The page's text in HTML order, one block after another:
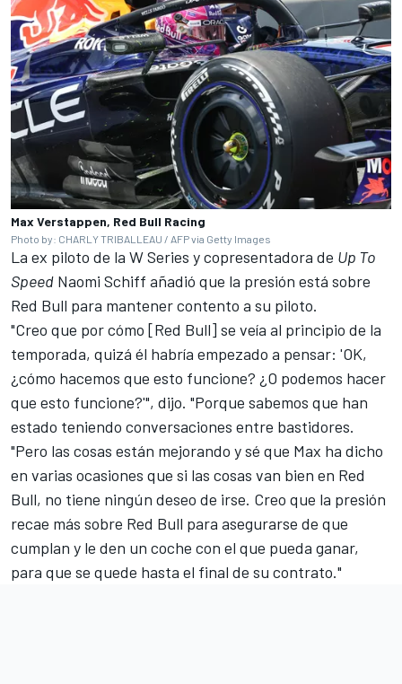
Max Verstappen, Red Bull Racing
Photo by: CHARLY TRIBALLEAU / AFP via Getty Images
La ex piloto de la W Series y copresentadora de Up To
Speed Naomi Schiff añadió que la presión está sobre
Red Bull para mantener contento a su piloto.
"Creo que por cómo [Red Bull] se veía al principio de la
temporada, quizá él habría empezado a pensar: 'OK,
¿cómo hacemos que esto funcione? ¿O podemos hacer
que esto funcione?'", dijo. "Porque sabemos que han
estado teniendo conversaciones entre bastidores.
"Pero las cosas están mejorando y sé que Max ha dicho
en varias ocasiones que si las cosas van bien en Red
Bull, no tiene ningún deseo de irse. Creo que la presión
recae más sobre Red Bull para asegurarse de que
cumplan y le den un coche con el que pueda ganar,
para que se quede hasta el final de su contrato."